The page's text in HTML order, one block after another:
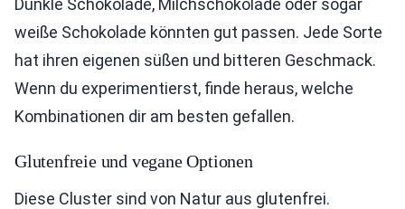
Dunkle Schokolade, Milchschokolade oder sogar
weiße Schokolade könnten gut passen. Jede Sorte
hat ihren eigenen süßen und bitteren Geschmack.
Wenn du experimentierst, finde heraus, welche
Kombinationen dir am besten gefallen.
Glutenfreie und vegane Optionen
Diese Cluster sind von Natur aus glutenfrei.